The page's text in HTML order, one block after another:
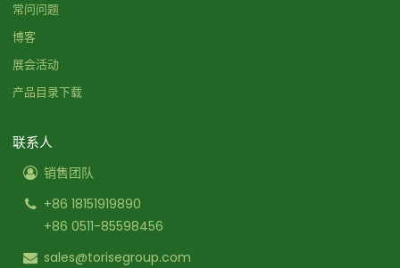
常问问题
博客
展会活动
产品目录下载
联系人
销售团队
+86 18151919890
+86 0511-85598456
sales@torisegroup.com